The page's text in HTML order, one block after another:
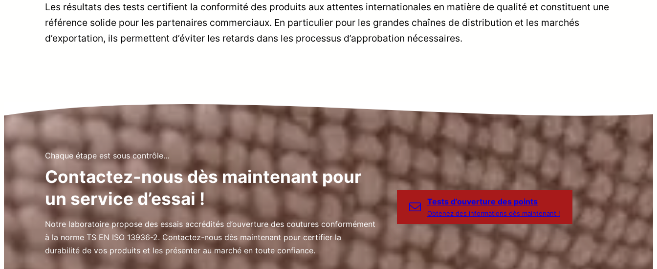
Les résultats des tests certifient la conformité des produits aux attentes internationales en matière de qualité et constituent une
référence solide pour les partenaires commerciaux. En particulier pour les grandes chaînes de distribution et les marchés
d’exportation, ils permettent d’éviter les retards dans les processus d’approbation nécessaires.
Chaque étape est sous contrôle…
Contactez-nous dès maintenant pour
un service d’essai !
Notre laboratoire propose des essais accrédités d’ouverture des coutures conformément
à la norme TS EN ISO 13936-2. Contactez-nous dès maintenant pour certifier la
durabilité de vos produits et les présenter au marché en toute confiance.
Tests d’ouverture des points
Obtenez des informations dès maintenant !